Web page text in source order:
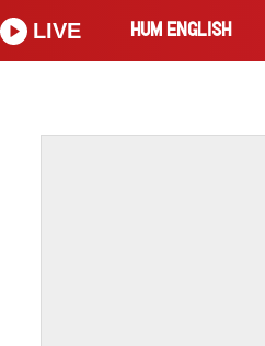
HUM ENGLISH
LIVE